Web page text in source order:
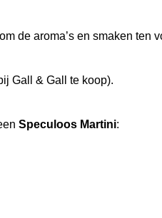
de aroma’s en smaken ten
Gall & Gall te koop).
Speculoos Martini: